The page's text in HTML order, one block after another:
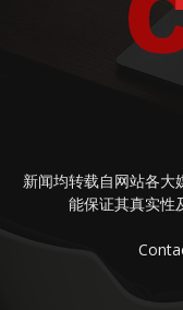
新闻均转载自网站各大
能保证其真实性